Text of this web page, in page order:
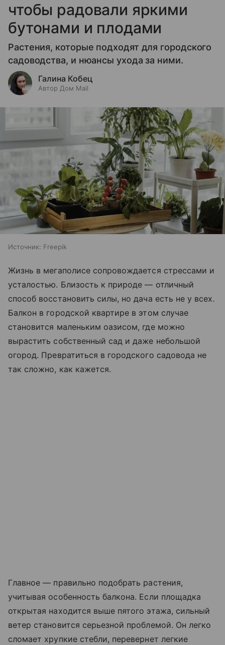
чтобы радовали яркими
бутонами и плодами
Растения, которые подходят для городского
садоводства, и нюансы ухода за ними.
Галина Кобец
Автор Дом Mail
Источник: Freepik
Жизнь в мегаполисе сопровождается стрессами и
усталостью. Близость к природе — отличный
способ восстановить силы, но дача есть не у всех.
Балкон в городской квартире в этом случае
становится маленьким оазисом, где можно
вырастить собственный сад и даже небольшой
огород. Превратиться в городского садовода не
так сложно, как кажется.
Главное — правильно подобрать растения,
учитывая особенность балкона. Если площадка
открытая находится выше пятого этажа, сильный
ветер становится серьезной проблемой. Он легко
сломает хрупкие стебли, перевернет легкие